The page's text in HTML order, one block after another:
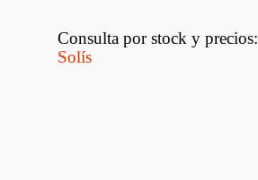
Consulta por stock y precios:
Solís